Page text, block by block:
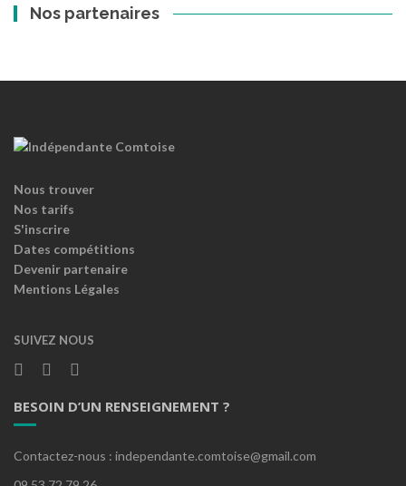
Nos partenaires
Nous trouver
Nos tarifs
S'inscrire
Dates compétitions
Devenir partenaire
Mentions Légales
SUIVEZ NOUS
BESOIN D’UN RENSEIGNEMENT ?
Contactez-nous : independante.comtoise@gmail.com